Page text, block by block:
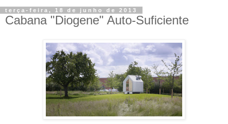
terça-feira, 18 de junho de 2013
Cabana "Diogene" Auto-Suficiente